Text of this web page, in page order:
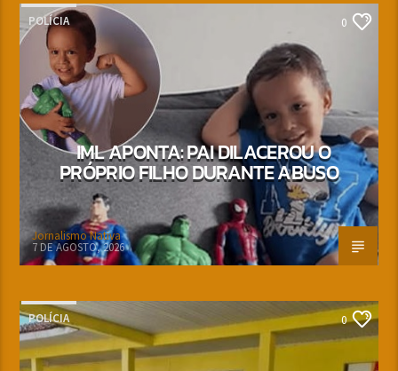
POLÍCIA 0
IML APONTA: PAI DILACEROU O
PRÓPRIO FILHO DURANTE ABUSO
Jornalismo Nativa
7 DE AGOSTO, 2026
POLÍCIA 0